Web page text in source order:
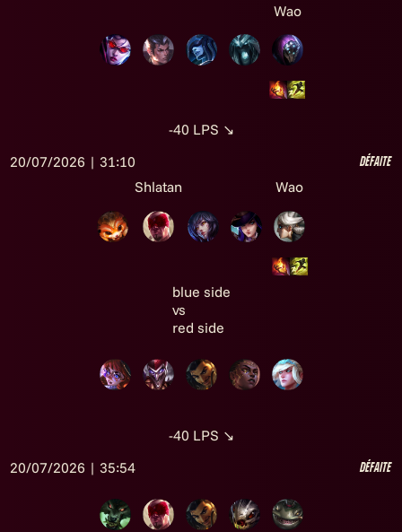
Wao
-40 LPS ↘
20/07/2026 | 31:10
Défaite
Shlatan Wao
blue side
vs
red side
-40 LPS ↘
20/07/2026 | 35:54
Défaite